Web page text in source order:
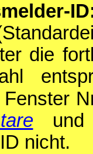
die
Fenster
und
nicht.